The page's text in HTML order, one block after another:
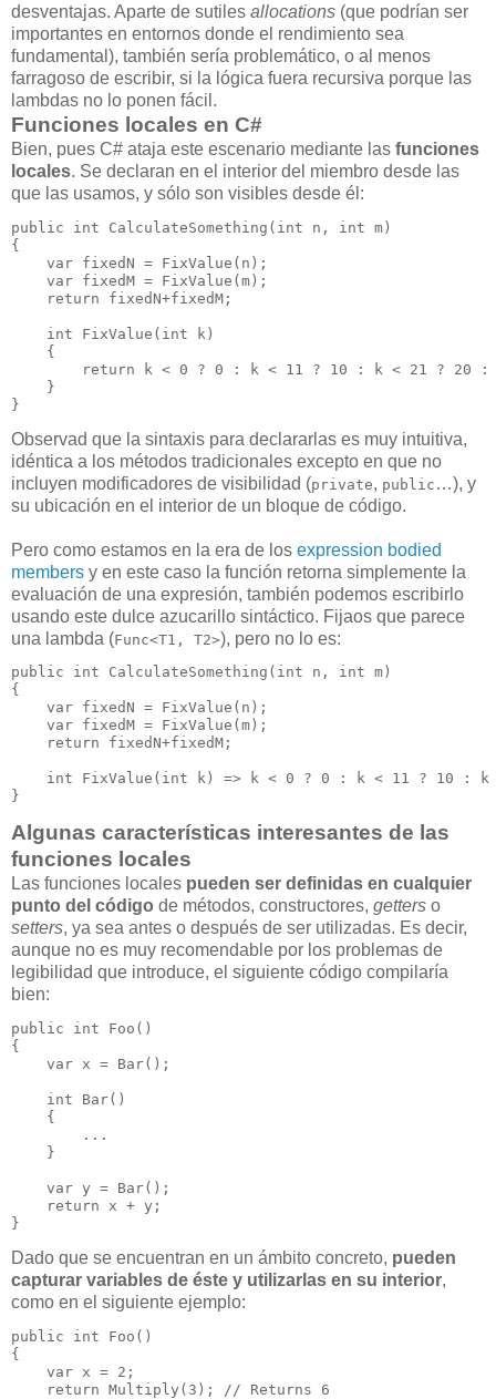
desventajas. Aparte de sutiles allocations (que podrían ser
importantes en entornos donde el rendimiento sea
fundamental), también sería problemático, o al menos
farragoso de escribir, si la lógica fuera recursiva porque las
lambdas no lo ponen fácil.
Funciones locales en C#
Bien, pues C# ataja este escenario mediante las funciones
locales. Se declaran en el interior del miembro desde las
que las usamos, y sólo son visibles desde él:
public int CalculateSomething(int n, int m)
{
    var fixedN = FixValue(n);
    var fixedM = FixValue(m);
    return fixedN+fixedM;
    int FixValue(int k)
    {
return k < 0 ? 0 : k < 11 ? 10 : k < 21 ? 20 :
    }
}
Observad que la sintaxis para declararlas es muy intuitiva,
idéntica a los métodos tradicionales excepto en que no
incluyen modificadores de visibilidad (private, public …), y
su ubicación en el interior de un bloque de código.
Pero como estamos en la era de los expression bodied
members y en este caso la función retorna simplemente la
evaluación de una expresión, también podemos escribirlo
usando este dulce azucarillo sintáctico. Fijaos que parece
una lambda (Func<T1, T2>), pero no lo es:
public int CalculateSomething(int n, int m)
{
    var fixedN = FixValue(n);
    var fixedM = FixValue(m);
    return fixedN+fixedM;
int FixValue(int k) => k < 0 ? 0 : k < 11 ? 10 : k
}
Algunas características interesantes de las
funciones locales
Las funciones locales pueden ser definidas en cualquier
punto del código de métodos, constructores, getters o
setters, ya sea antes o después de ser utilizadas. Es decir,
aunque no es muy recomendable por los problemas de
legibilidad que introduce, el siguiente código compilaría
bien:
public int Foo()
{
    var x = Bar();
    int Bar()
    {
        ...
    }
    var y = Bar();
    return x + y;
}
Dado que se encuentran en un ámbito concreto, pueden
capturar variables de éste y utilizarlas en su interior,
como en el siguiente ejemplo:
public int Foo()
{
    var x = 2;
    return Multiply(3); // Returns 6